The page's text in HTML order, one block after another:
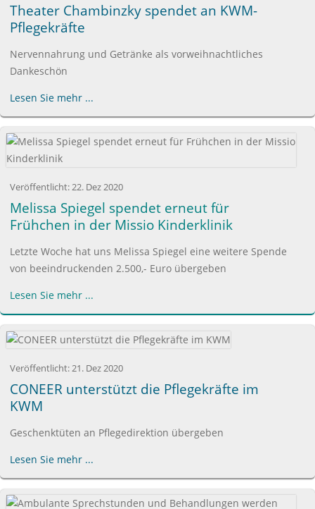
Theater Chambinzky spendet an KWM-
Pflegekräfte
Nervennahrung und Getränke als vorweihnachtliches
Dankeschön
Lesen Sie mehr ...
Veröffentlicht:22. Dez 2020
Melissa Spiegel spendet erneut für
Frühchen in der Missio Kinderklinik
Letzte Woche hat uns Melissa Spiegel eine weitere Spende
von beeindruckenden 2.500,- Euro übergeben
Lesen Sie mehr ...
Veröffentlicht:21. Dez 2020
CONEER unterstützt die Pflegekräfte im
KWM
Geschenktüten an Pflegedirektion übergeben
Lesen Sie mehr ...